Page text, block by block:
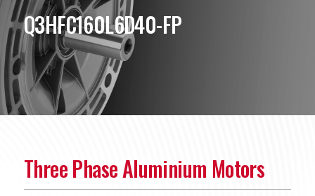
Q3HFC160L6D40-FP
Three Phase Aluminium Motors